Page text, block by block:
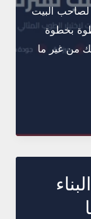
البيت
بخطوة
من غير ما